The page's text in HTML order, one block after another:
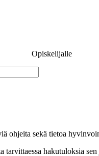
Opiskelijalle
ohjeita sekä tietoa
tarvittaessa hakutuloksia